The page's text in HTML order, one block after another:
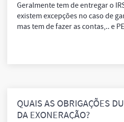
Geralmente tem de entregar o
existem excepções no caso de
mas tem de fazer as contas,.. e
QUAIS AS OBRIGAÇÕES
DA EXONERAÇÃO?